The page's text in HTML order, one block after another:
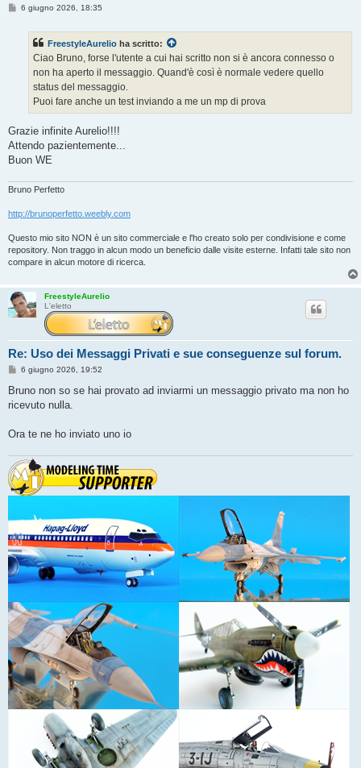
M6 giugno 2026, 18:35
FreestyleAurelio ha scritto:
Ciao Bruno, forse l'utente a cui hai scritto non si è ancora connesso o
non ha aperto il messaggio. Quand'è così è normale vedere quello
status del messaggio.
Puoi fare anche un test inviando a me un mp di prova
Grazie infinite Aurelio!!!!
Attendo pazientemente...
Buon WE
Bruno Perfetto
http://brunoperfetto.weebly.com
Questo mio sito NON è un sito commerciale e l'ho creato solo per condivisione e come
repository. Non traggo in alcun modo un beneficio dalle visite esterne. Infatti tale sito non
compare in alcun motore di ricerca.
FreestyleAurelio
L'eletto
Re: Uso dei Messaggi Privati e sue conseguenze sul forum.
M
s
a
i
6 giugno 2026, 19:52
Bruno non so se hai provato ad inviarmi un messaggio privato ma non ho
ricevuto nulla.
Ora te ne ho inviato uno io